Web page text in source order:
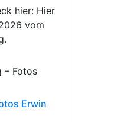
hier: Hier
vom
Erwin